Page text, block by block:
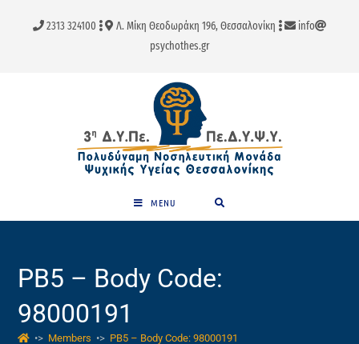
2313 324100 Λ. Μίκη Θεοδωράκη 196, Θεσσαλονίκη
info
psychothes.gr
MENU
PB5 – Body Code:
98000191
•> Members •> PB5 – Body Code: 98000191